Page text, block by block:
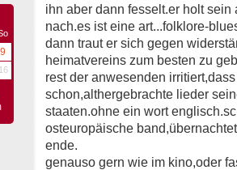
9
16
ihn aber dann fesselt.er holt
nach.es ist eine art...folklore-
dann traut er sich gegen
heimatvereins zum besten zu
rest der anwesenden
schon,althergebrachte lieder
staaten.ohne ein wort
osteuropäische
ende.
genauso gern wie im kino,oder